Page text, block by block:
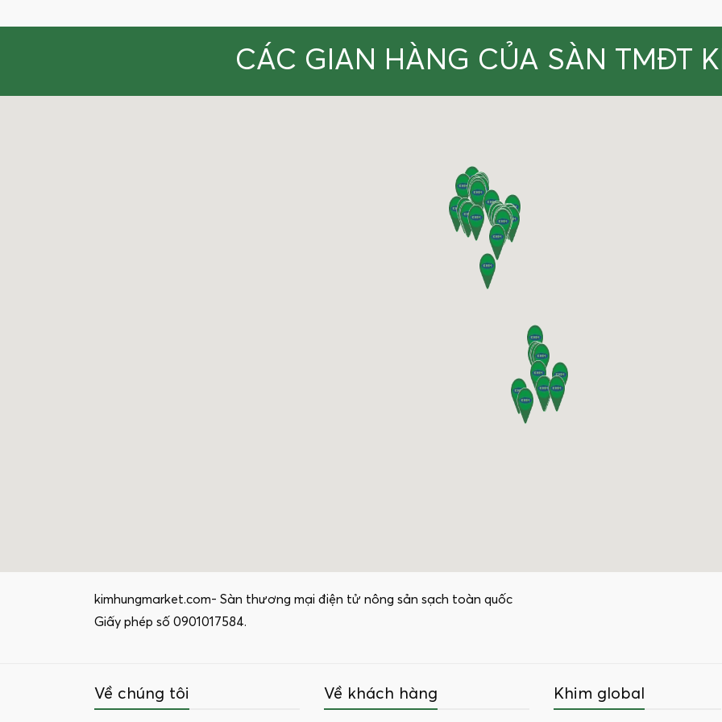
CÁC GIAN HÀNG CỦA SÀN TMĐT
kimhungmarket.com- Sàn thương mại điện tử nông sản sạch toàn quốc
Giấy phép số 0901017584.
Khim global
Về chúng tôi Về khách hàng